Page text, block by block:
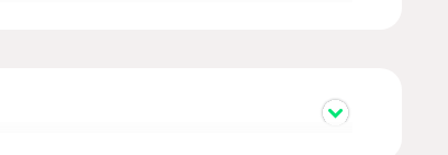
existiu, e por isso, mantêm a sua vigia secular,